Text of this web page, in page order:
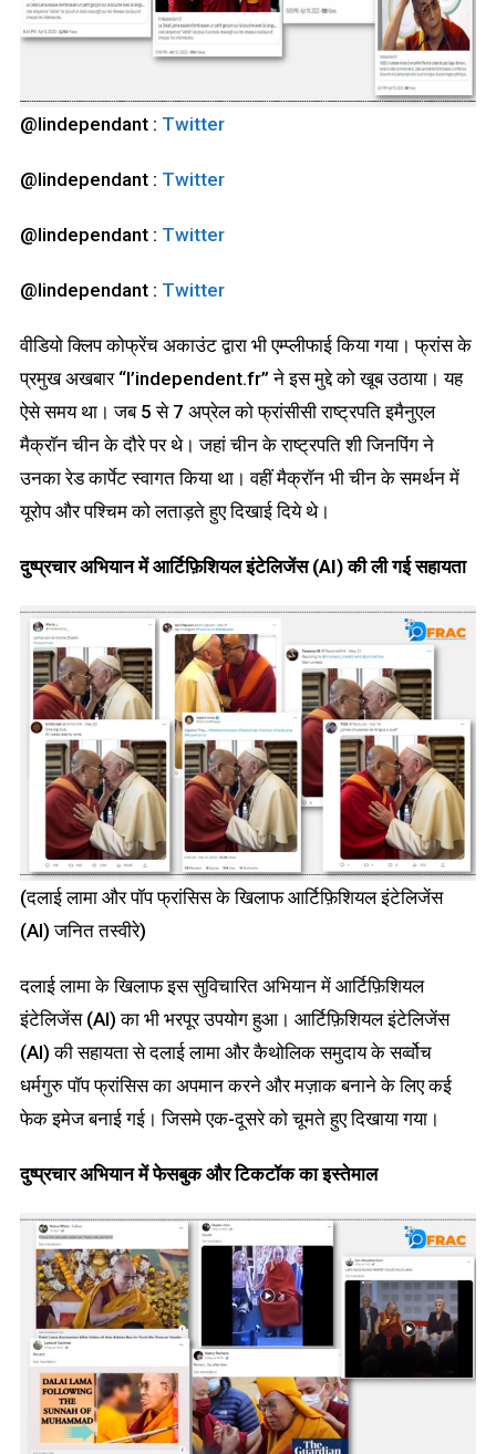
@lindependant : Twitter
@lindependant : Twitter
@lindependant : Twitter
@lindependant : Twitter
वीडियो क्लिप कोफ्रेंच अकाउंट द्वारा भी एम्प्लीफाई किया गया। फ्रांस के
प्रमुख अखबार “l’independent.fr” ने इस मुद्दे को खूब उठाया। यह
ऐसे समय था। जब 5 से 7 अप्रेल को फ्रांसीसी राष्ट्रपति इमैनुएल
मैक्रॉन चीन के दौरे पर थे। जहां चीन के राष्ट्रपति शी जिनपिंग ने
उनका रेड कार्पेट स्वागत किया था। वहीं मैक्रॉन भी चीन के समर्थन में
यूरोप और पश्चिम को लताड़ते हुए दिखाई दिये थे।
दुष्प्रचार अभियान में आर्टिफ़िशियल इंटेलिजेंस (AI) की ली गई सहायता
(दलाई लामा और पॉप फ्रांसिस के खिलाफ आर्टिफ़िशियल इंटेलिजेंस
(AI) जनित तस्वीरे)
दलाई लामा के खिलाफ इस सुविचारित अभियान में आर्टिफ़िशियल
इंटेलिजेंस (AI) का भी भरपूर उपयोग हुआ। आर्टिफ़िशियल इंटेलिजेंस
(AI) की सहायता से दलाई लामा और कैथोलिक समुदाय के सर्व्वोच
धर्मगुरु पॉप फ्रांसिस का अपमान करने और मज़ाक बनाने के लिए कई
फेक इमेज बनाई गई। जिसमे एक-दूसरे को चूमते हुए दिखाया गया।
दुष्प्रचार अभियान में फेसबुक और टिकटॉक का इस्तेमाल